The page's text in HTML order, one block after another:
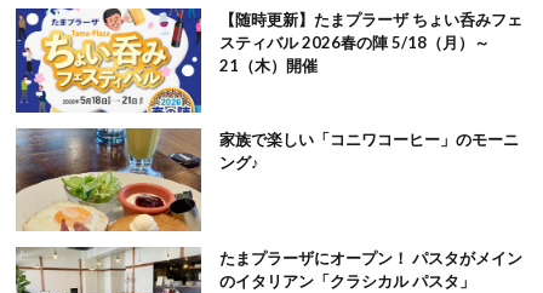
【随時更新】たまプラーザ ちょい呑みフェ
スティバル 2026春の陣 5/18（月）～
21（木）開催
家族で楽しい「コニワコーヒー」のモーニ
ング♪
たまプラーザにオープン！ パスタがメイン
のイタリアン「クラシカル パスタ」